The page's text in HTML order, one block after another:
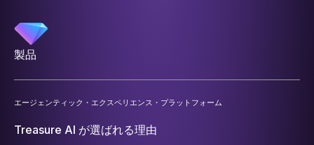
製品
エージェンティック・エクスペリエンス・プラットフォーム
Treasure AI が選ばれる理由